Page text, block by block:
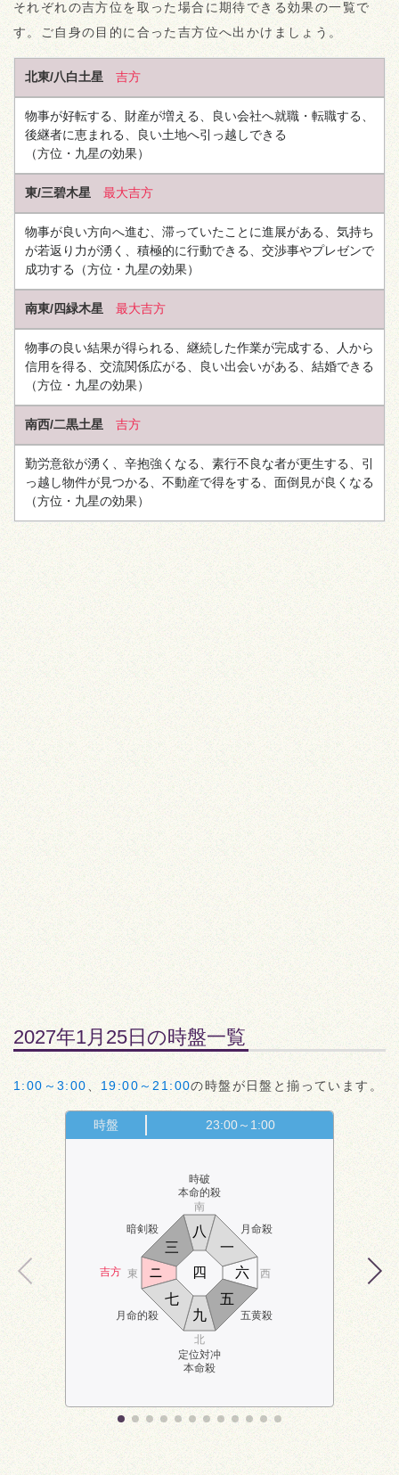
それぞれの吉方位を取った場合に期待できる効果の一覧で
す。ご自身の目的に合った吉方位へ出かけましょう。
北東/八白土星 吉方
物事が好転する、財産が増える、良い会社へ就職・転職する、
後継者に恵まれる、良い土地へ引っ越しできる
（方位・九星の効果）
東/三碧木星 最大吉方
物事が良い方向へ進む、滞っていたことに進展がある、気持ち
が若返り力が湧く、積極的に行動できる、交渉事やプレゼンで
成功する （方位・九星の効果）
南東/四緑木星 最大吉方
物事の良い結果が得られる、継続した作業が完成する、人から
信用を得る、交流関係広がる、良い出会いがある、結婚できる
（方位・九星の効果）
南西/二黒土星 吉方
勤労意欲が湧く、辛抱強くなる、素行不良な者が更生する、引
っ越し物件が見つかる、不動産で得をする、面倒見が良くなる
（方位・九星の効果）
2027年1月25日の時盤一覧
1:00～3:00 19:00～21:00の時盤が日盤と揃っています。
時盤 23:00～1:00
暗剣殺
時破
本命的殺
月命殺
吉方
月命的殺
定位対冲
本命殺
五黄殺
南
北
東 西
九
一
ニ
三
四
五
六
七
八